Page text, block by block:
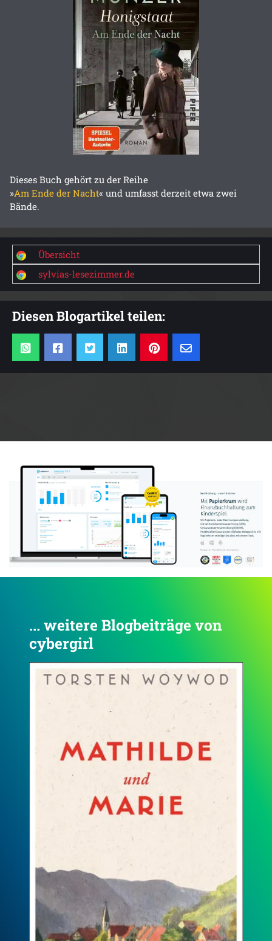
Dieses Buch gehört zu der Reihe
»Am Ende der Nacht« und umfasst derzeit etwa zwei
Bände.
Übersicht
sylvias-lesezimmer.de
Diesen Blogartikel teilen:
... weitere Blogbeiträge von
cybergirl